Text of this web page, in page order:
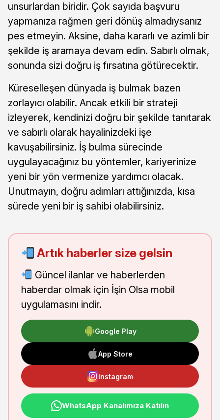
unsurlardan biridir. Çok sayıda başvuru
yapmanıza rağmen geri dönüş almadıysanız
pes etmeyin. Aksine, daha kararlı ve azimli bir
şekilde iş aramaya devam edin. Sabırlı olmak,
sonunda sizi doğru iş fırsatına götürecektir.
Küreselleşen dünyada iş bulmak bazen
zorlayıcı olabilir. Ancak etkili bir strateji
izleyerek, kendinizi doğru bir şekilde tanıtarak
ve sabırlı olarak hayalinizdeki işe
kavuşabilirsiniz. İş bulma sürecinde
uygulayacağınız bu yöntemler, kariyerinize
yeni bir yön vermenize yardımcı olacak.
Unutmayın, doğru adımları attığınızda, kısa
sürede yeni bir iş sahibi olabilirsiniz.
Artık haberler size gelsin
Güncel ilanlar ve haberlerden
haberdar olmak için İşin Olsa mobil
uygulamasını indir.
Google Play
App Store
Instagram
WhatsApp Kanalımıza Katılın